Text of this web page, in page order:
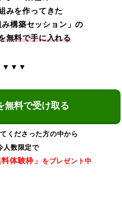
みを作ってきた
み構築セッション」の
無料で手に入れる
▼▼▼
無料で受け取る
くださった方の中から
人数限定で
体験枠」 をプレゼント中